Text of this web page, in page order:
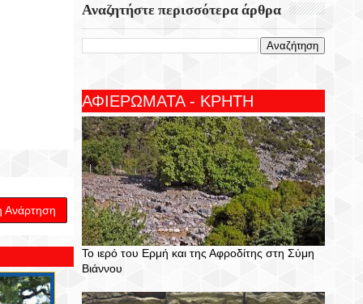
Ανάρτηση
Αναζητήστε περισσότερα άρθρα
ΑΦΙΕΡΩΜΑΤΑ - ΚΡΗΤΗ
Το ιερό του Ερμή και της Αφροδίτης στη Σύμη
Βιάννου